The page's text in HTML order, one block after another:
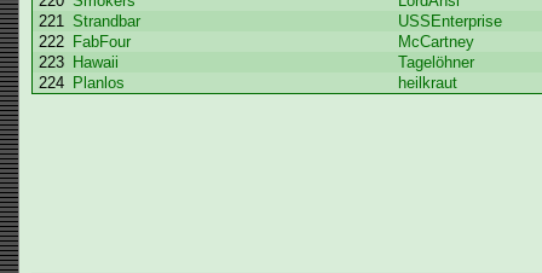
221
Strandbar
USSEnterprise
222 FabFour
McCartney
223 Hawaii
Tagelöhner
224 Planlos heilkraut